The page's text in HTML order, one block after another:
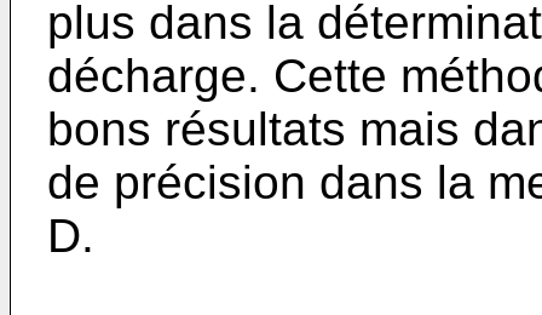
plus dans la
décharge. Cette
bons résultats mais
de précision dans la
D.